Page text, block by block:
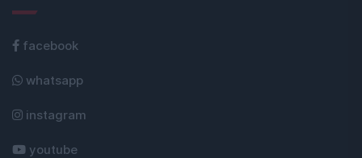
facebook
whatsapp
instagram
youtube